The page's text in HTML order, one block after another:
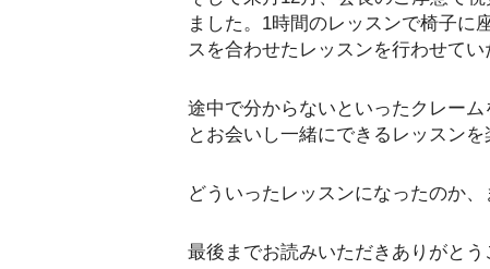
ました。1時間のレッスンで椅子に
スを合わせたレッスンを行わせてい
途中で分からないといったクレー
とお会いし一緒にできるレッスンを
どういったレッスンになったのか
最後までお読みいただきありがとう